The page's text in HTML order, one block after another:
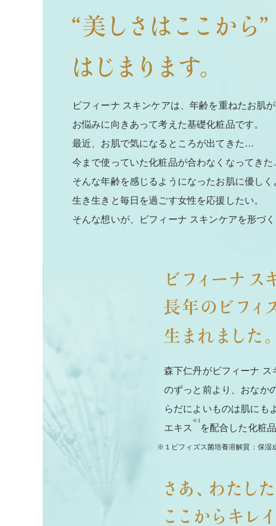
ビフィーナ スキンケアは、年齢を重ねたお肌
お悩みに向きあって考えた基礎化粧品です。
最近、お肌で気になるところが出てきた…
今まで使っていた化粧品が合わなくなってきた
そんな年齢を感じるようになったお肌に優しく
生き生きと毎日を過ごす女性を応援したい。
そんな想いが、ビフィーナ スキンケアを形づく
森下仁丹がビフィーナ ス
のずっと前より、おなか
らだによいものは肌にも
エキス
※1
を配合した化粧
※１ビフィズス菌培養溶解質：保湿